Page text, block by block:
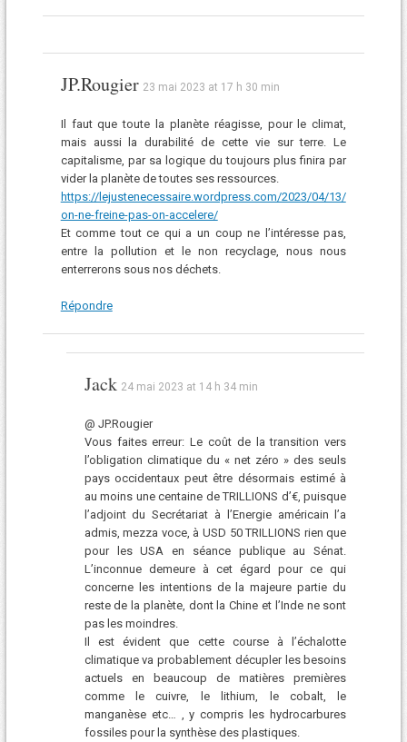
JP.Rougier 23 mai 2023 at 17 h 30 min
Il faut que toute la planète réagisse, pour le climat,
mais aussi la durabilité de cette vie sur terre. Le
capitalisme, par sa logique du toujours plus finira par
vider la planète de toutes ses ressources.
https://lejustenecessaire.wordpress.com/2023/04/13/
on-ne-freine-pas-on-accelere/
Et comme tout ce qui a un coup ne l’intéresse pas,
entre la pollution et le non recyclage, nous nous
enterrerons sous nos déchets.
Répondre
Jack 24 mai 2023 at 14 h 34 min
@ JP.Rougier
Vous faites erreur: Le coût de la transition vers
l’obligation climatique du « net zéro » des seuls
pays occidentaux peut être désormais estimé à
au moins une centaine de TRILLIONS d’€, puisque
l’adjoint du Secrétariat à l’Energie américain l’a
admis, mezza voce, à USD 50 TRILLIONS rien que
pour les USA en séance publique au Sénat.
L’inconnue demeure à cet égard pour ce qui
concerne les intentions de la majeure partie du
reste de la planète, dont la Chine et l’Inde ne sont
pas les moindres.
Il est évident que cette course à l’échalotte
climatique va probablement décupler les besoins
actuels en beaucoup de matières premières
comme le cuivre, le lithium, le cobalt, le
manganèse etc… , y compris les hydrocarbures
fossiles pour la synthèse des plastiques.